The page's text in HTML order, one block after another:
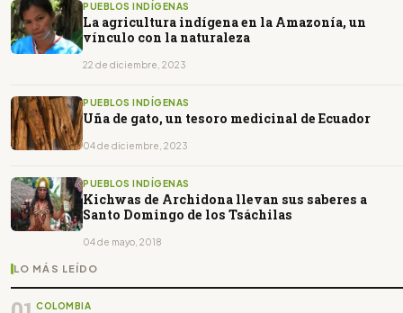
PUEBLOS INDÍGENAS
La agricultura indígena en la Amazonía, un
vínculo con la naturaleza
22 de diciembre, 2023
PUEBLOS INDÍGENAS
Uña de gato, un tesoro medicinal de Ecuador
04 de diciembre, 2023
PUEBLOS INDÍGENAS
Kichwas de Archidona llevan sus saberes a
Santo Domingo de los Tsáchilas
04 de mayo, 2018
LO MÁS LEÍDO
COLOMBIA